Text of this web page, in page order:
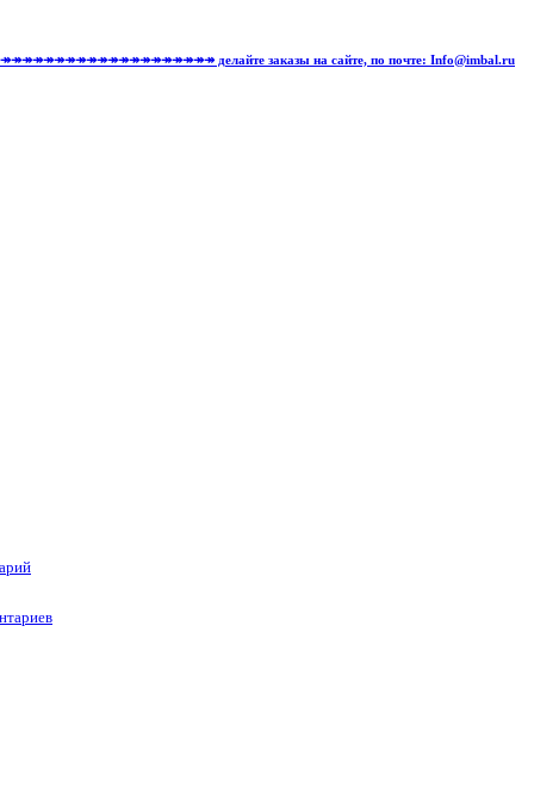
делайте заказы на сайте, по почте: Info@imbal.ru